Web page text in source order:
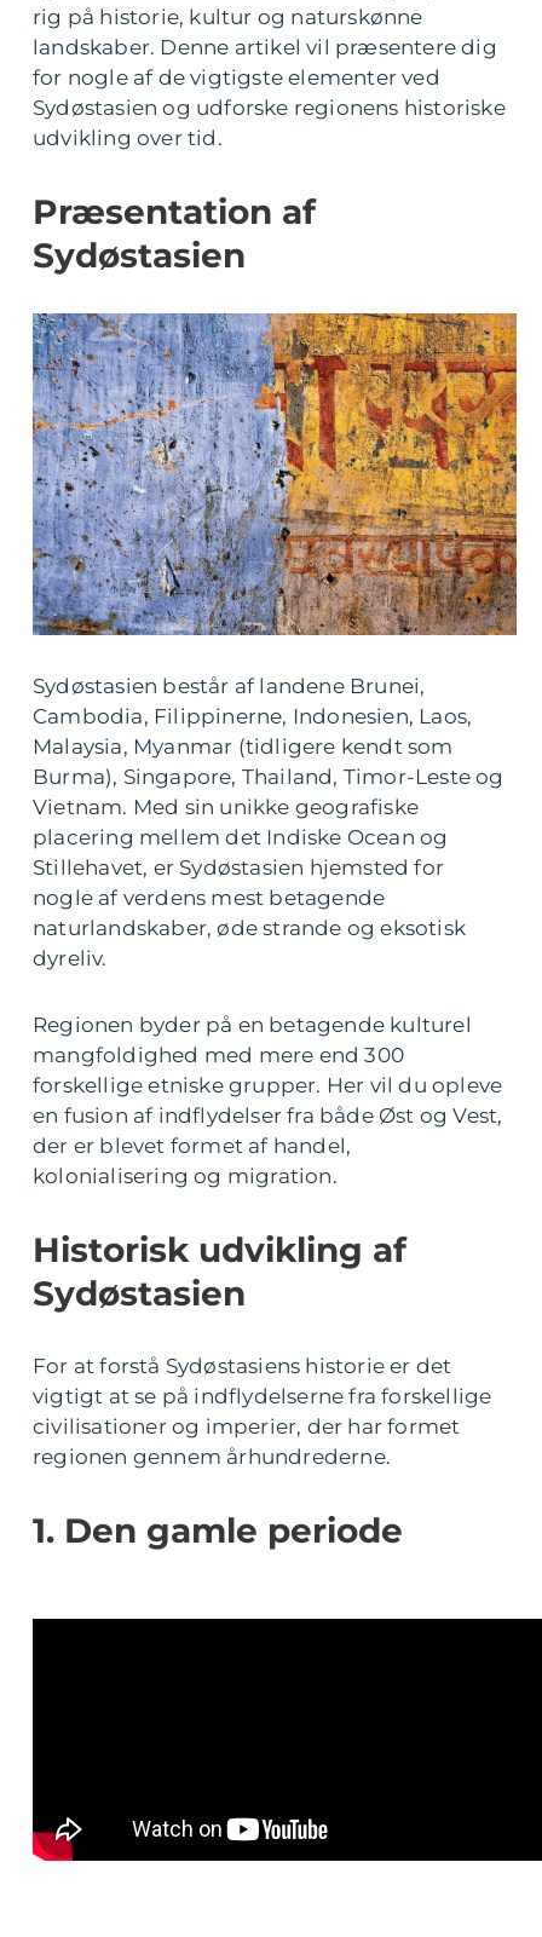
rig på historie, kultur og naturskønne
landskaber. Denne artikel vil præsentere dig
for nogle af de vigtigste elementer ved
Sydøstasien og udforske regionens historiske
udvikling over tid.
Præsentation af
Sydøstasien
Sydøstasien består af landene Brunei,
Cambodia, Filippinerne, Indonesien, Laos,
Malaysia, Myanmar (tidligere kendt som
Burma), Singapore, Thailand, Timor-Leste og
Vietnam. Med sin unikke geografiske
placering mellem det Indiske Ocean og
Stillehavet, er Sydøstasien hjemsted for
nogle af verdens mest betagende
naturlandskaber, øde strande og eksotisk
dyreliv.
Regionen byder på en betagende kulturel
mangfoldighed med mere end 300
forskellige etniske grupper. Her vil du opleve
en fusion af indflydelser fra både Øst og Vest,
der er blevet formet af handel,
kolonialisering og migration.
Historisk udvikling af
Sydøstasien
For at forstå Sydøstasiens historie er det
vigtigt at se på indflydelserne fra forskellige
civilisationer og imperier, der har formet
regionen gennem århundrederne.
1. Den gamle periode